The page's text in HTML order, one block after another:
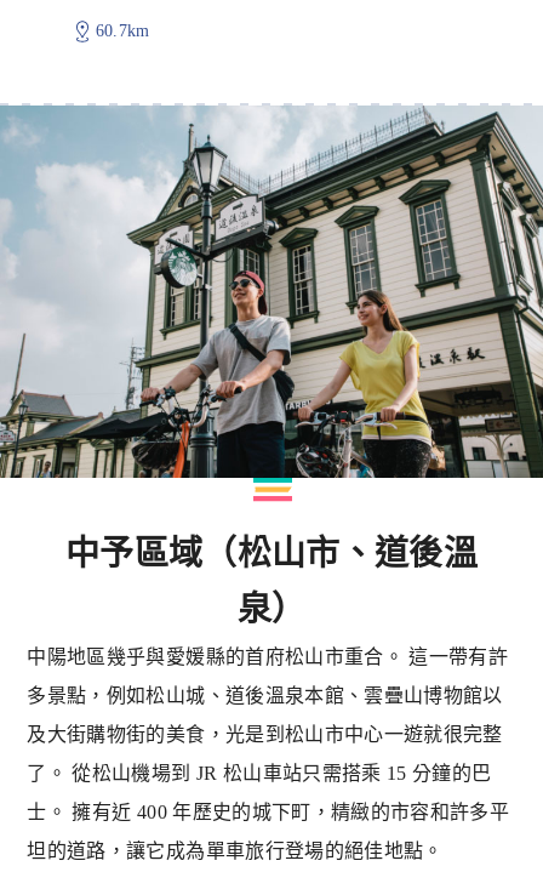
60.7km
中予區域（松山市、道後溫
泉）
中陽地區幾乎與愛媛縣的首府松山市重合。 這一帶有許
多景點，例如松山城、道後溫泉本館、雲疊山博物館以
及大街購物街的美食，光是到松山市中心一遊就很完整
了。 從松山機場到 JR 松山車站只需搭乘 15 分鐘的巴
士。 擁有近 400 年歷史的城下町，精緻的市容和許多平
坦的道路，讓它成為單車旅行登場的絕佳地點。